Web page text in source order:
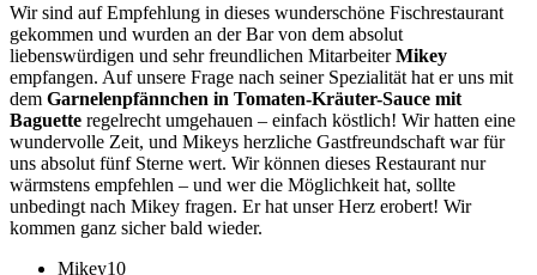
Wir sind auf Empfehlung in dieses wunderschöne Fischrestaurant
gekommen und wurden an der Bar von dem absolut
liebenswürdigen und sehr freundlichen MitarbeiterMikey
empfangen. Auf unsere Frage nach seiner Spezialität hat er uns mit
dem Garnelenpfännchen in Tomaten-Kräuter-Sauce mit
Baguette regelrecht umgehauen – einfach köstlich! Wir hatten eine
wundervolle Zeit, und Mikeys herzliche Gastfreundschaft war für
uns absolut fünf Sterne wert. Wir können dieses Restaurant nur
wärmstens empfehlen – und wer die Möglichkeit hat, sollte
unbedingt nach Mikey fragen. Er hat unser Herz erobert! Wir
kommen ganz sicher bald wieder.
Mikey10